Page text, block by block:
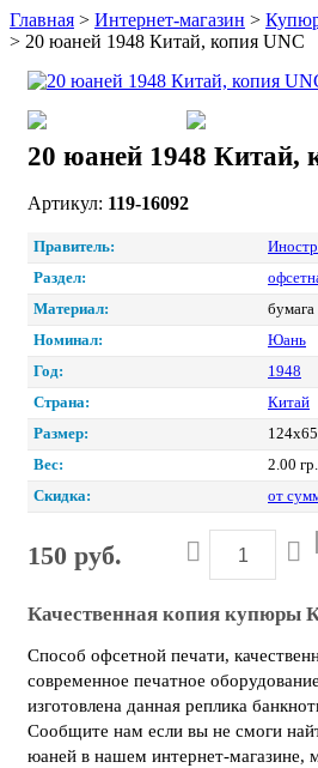
Главная > Интернет-магазин >
> 20 юаней 1948 Китай, копия UNC
20 юаней 1948 Китай,
Артикул: 119-16092
Правитель:
Раздел:
Материал:
бумага
Номинал:
Юань
Год:
1948
Страна:
Китай
Размер:
Вес:
2.00 гр.
Скидка:
от
150 руб.
Качественная копия купюры
Способ офсетной печати,
современное печатное
изготовлена данная реплика
Сообщите нам если вы не смоги
юаней в нашем интернет-